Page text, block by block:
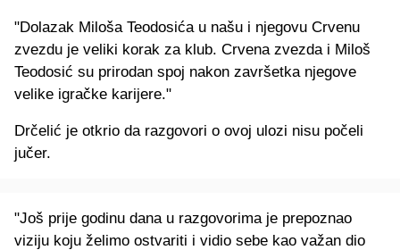
"Dolazak Miloša Teodosića u našu i njegovu Crvenu
zvezdu je veliki korak za klub. Crvena zvezda i Miloš
Teodosić su prirodan spoj nakon završetka njegove
velike igračke karijere."
Drčelić je otkrio da razgovori o ovoj ulozi nisu počeli
jučer.
"Još prije godinu dana u razgovorima je prepoznao
viziju koju želimo ostvariti i vidio sebe kao važan dio